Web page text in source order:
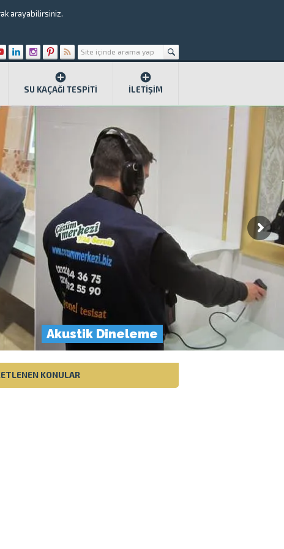
arayabilirsiniz.
SU KAÇAĞI TESPITI İLETIŞIM
Akustik Dineleme
KONULAR